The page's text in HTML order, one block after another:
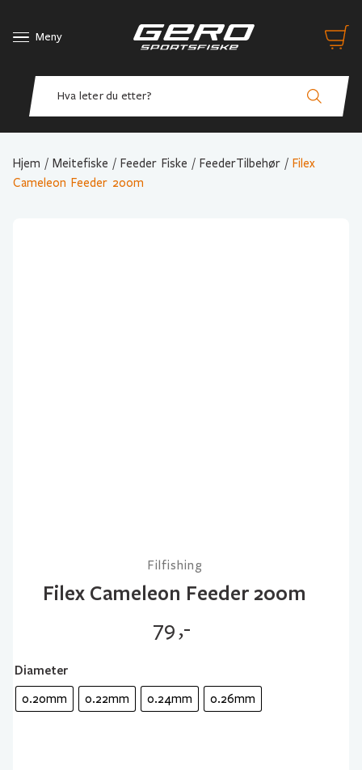
Meny
Hjem / Meitefiske / Feeder Fiske / FeederTilbehør / Filex
Cameleon Feeder 200m
Filfishing
Filex Cameleon Feeder 200m
79,-
Diameter
0.20mm 0.22mm 0.24mm 0.26mm